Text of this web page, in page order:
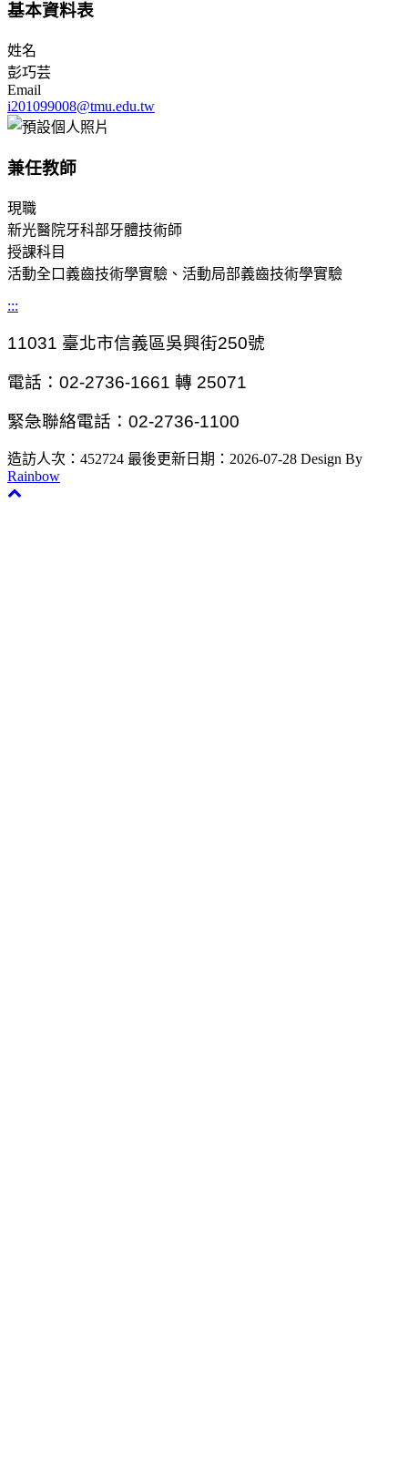
基本資料表
姓名
彭巧芸
Email
i201099008@tmu.edu.tw
兼任教師
現職
新光醫院牙科部牙體技術師
授課科目
活動全口義齒技術學實驗、活動局部義齒技術學實驗
:::
11031 臺北市信義區吳興街250號
電話：02-2736-1661 轉 25071
緊急聯絡電話：02-2736-1100
造訪人次：452724 最後更新日期：2026-07-28 Design By
Rainbow